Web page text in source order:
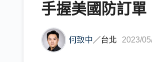
手握美國防訂
何致中 ／台北 2023/